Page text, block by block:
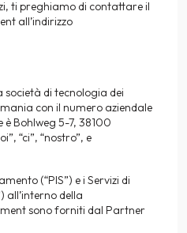
ti preghiamo di contattare il
all’indirizzo
società di tecnologia dei
con il numero aziendale
è Bohlweg 5-7, 38100
“ci”, “nostro”, e
(“PIS”) e i Servizi di
all’interno della
sono forniti dal Partner